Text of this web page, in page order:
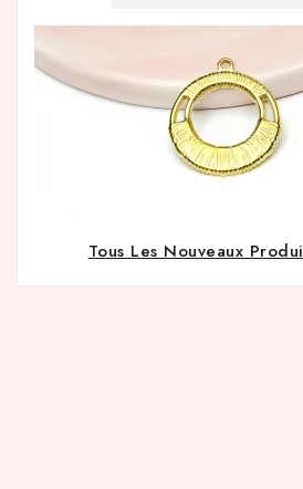
Tous Les Nouveaux